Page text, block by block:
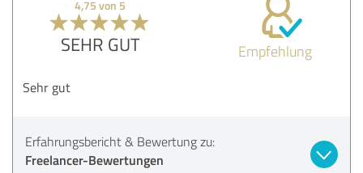
4,75 von 5
SEHR GUT Empfehlung
Sehr gut
Erfahrungsbericht & Bewertung zu:
Freelancer-Bewertungen